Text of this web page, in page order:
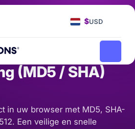
$USD
(MD5 / SHA)
in uw browser met MD5, SHA-
Een veilige en snelle